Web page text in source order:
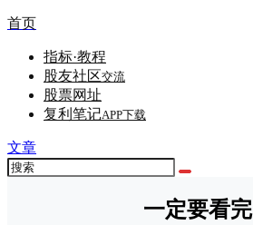
首页
指标·教程
股友社区交流
股票网址
复利笔记APP下载
文章
一定要看完